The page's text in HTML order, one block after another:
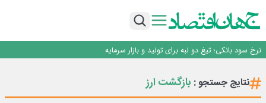
عبور فکور صنعت از مرز ۵۳ همت درآمد
نرخ سود بانکی؛ تیغ دو لبه برای تولید و بازار سرمایه
طلسم خانه‌سازی چینی‌ها در ایران شکسته می‌شود؟
عبور فکور صنعت از مرز ۵۳ همت درآمد
نتایج جستجو : بازگشت ارز